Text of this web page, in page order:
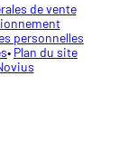
de vente
personnelles
Plan du site